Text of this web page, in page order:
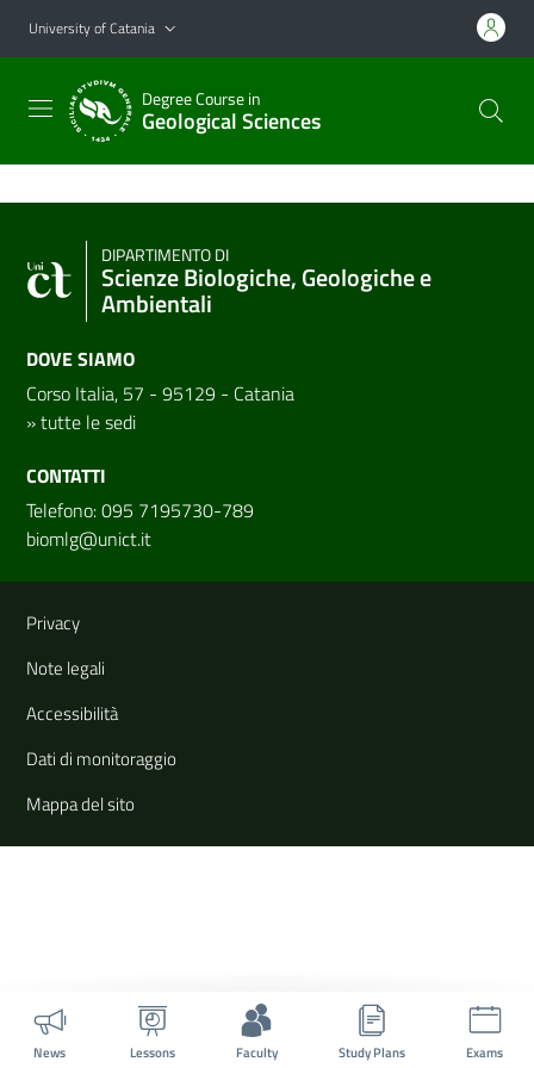
Go to main content
Go to navigation menu
University of Catania
Degree Course in
Geological Sciences
News Lessons Faculty Study Plans Exams
DIPARTIMENTO DI
Scienze Biologiche, Geologiche e
Ambientali
DOVE SIAMO
Corso Italia, 57 - 95129 - Catania
»tutte le sedi
CONTATTI
Telefono: 095 7195730-789
biomlg@unict.it
Useful links and information
Privacy
Note legali
Accessibilità
Dati di monitoraggio
Mappa del sito